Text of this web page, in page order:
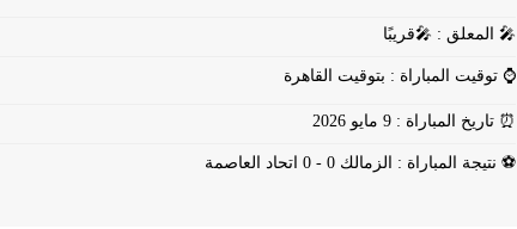
🎤 المعلق : 🎤قريبًا
⌚ توقيت المباراة : بتوقيت القاهرة
⏰ تاريخ المباراة : 9 مايو 2026
⚽ نتيجة المباراة : الزمالك 0 - 0 اتحاد العاصمة